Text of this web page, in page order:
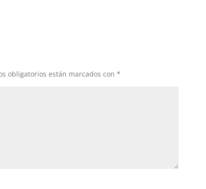
obligatorios están marcados con*